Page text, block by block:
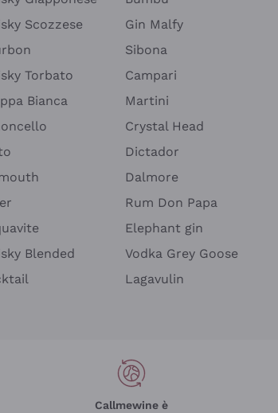
Scozzese
Torbato
Bianca
Blended
Gin Malfy
Sibona
Campari
Martini
Crystal Head
Dictador
Dalmore
Rum Don Papa
Elephant gin
Vodka Grey Goose
Lagavulin
Callmewine è